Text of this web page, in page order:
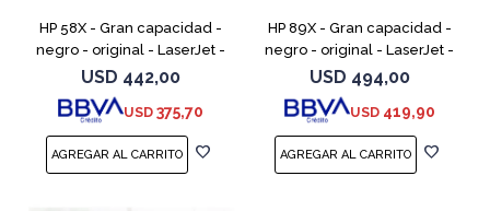
HP 58X - Gran capacidad -
negro - original - LaserJet -
cartucho de tóner (CF258X) -
para LaserJet Pro M404dn,
M404dw, M404n, M4
USD 442,00
USD 375,70
HP 89X - Gran capacidad -
negro - original - LaserJet -
cartucho de tóner (CF289X)
USD 494,00
USD 419,90